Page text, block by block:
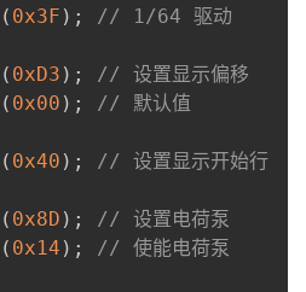
( 0x3F ) ; // 1/64 驱动
( 0xD3 ) ;
// 设置显示偏移
( 0x00 ) ; // 默认值
( 0x40 ) ; // 设置显示开始行
( 0x8D ) ;
// 设置电荷泵
( 0x14 ) ; // 使能电荷泵